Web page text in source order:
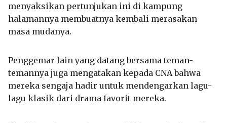
menyaksikan pertunjukan ini di kampung
halamannya membuatnya kembali merasakan
masa mudanya.
Penggemar lain yang datang bersama teman-
temannya juga mengatakan kepada CNA bahwa
mereka sengaja hadir untuk mendengarkan lagu-
lagu klasik dari drama favorit mereka.